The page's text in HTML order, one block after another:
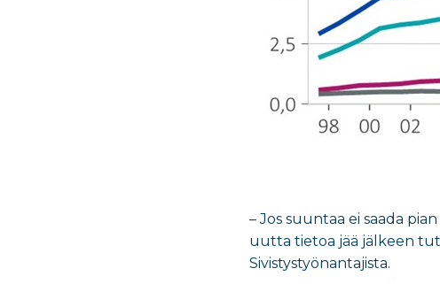
– Jos suuntaa ei saada
uutta tietoa jää jälkeen
Sivistystyönantajista.